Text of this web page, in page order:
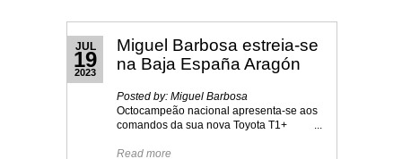
Miguel Barbosa estreia-se
na Baja España Aragón
JUL
19
2023
Posted by: Miguel Barbosa
Octocampeão nacional apresenta-se aos
comandos da sua nova Toyota T1+ ...
Read more